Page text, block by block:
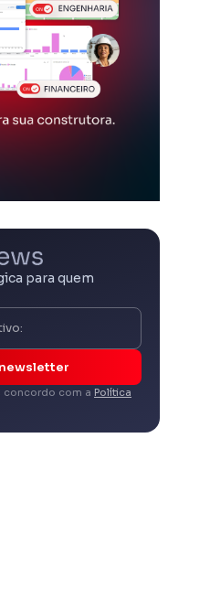
para quem
concordo com a Política